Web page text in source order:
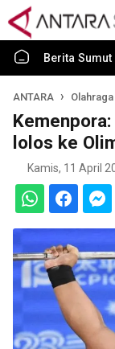
Berita Sumut
ANTARA Olahraga
lolos ke
Kamis, 11 April